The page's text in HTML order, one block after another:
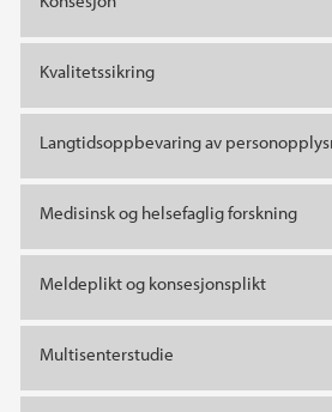
Kvalitetssikring
Langtidsoppbevaring av
Medisinsk og helsefaglig forskning
Meldeplikt og konsesjonsplikt
Multisenterstudie